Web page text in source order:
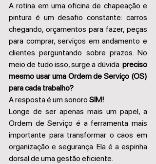
A rotina em uma oficina de chapeação e
pintura é um desafio constante: carros
chegando, orçamentos para fazer, peças
para comprar, serviços em andamento e
clientes perguntando sobre prazos. No
meio de tudo isso, surge a dúvida: preciso
mesmo usar uma Ordem de Serviço (OS)
para cada trabalho?
A resposta é um sonoro SIM!
Longe de ser apenas mais um papel, a
Ordem de Serviço é a ferramenta mais
importante para transformar o caos em
organização e segurança. Ela é a espinha
dorsal de uma gestão eficiente.